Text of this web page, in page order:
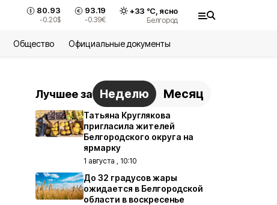
80.93
-0.20$
93.19
-0.39€
+33 °С, ясно
Белгород
Общество Официальные документы
Лучшее за Неделю Месяц
Татьяна Круглякова
пригласила жителей
Белгородского округа на
ярмарку
1 августа , 10:10
До 32 градусов жары
ожидается в Белгородской
области в воскресенье